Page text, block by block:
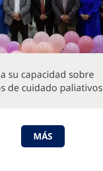
su capacidad sobre
de cuidado paliativos
MÁS